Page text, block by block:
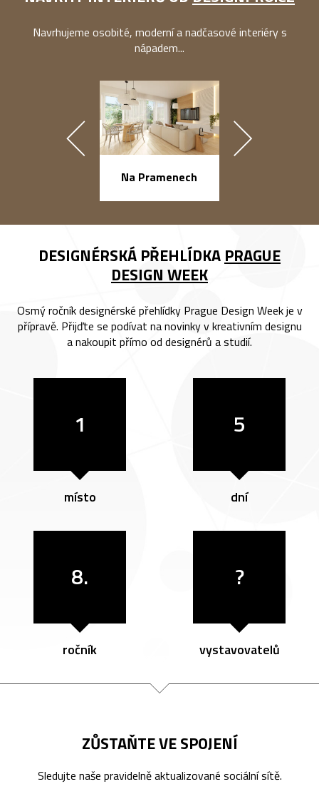
Navrhujeme osobité, moderní a nadčasové interiéry s
nápadem...
Na Pramenech
DESIGNÉRSKÁ PŘEHLÍDKA PRAGUE
DESIGN WEEK
Osmý ročník designérské přehlídky Prague Design Week je v
přípravě. Přijďte se podívat na novinky v kreativním designu
a nakoupit přímo od designérů a studií.
1
místo
5
dní
8.
ročník
?
vystavovatelů
ZŮSTAŇTE VE SPOJENÍ
Sledujte naše pravidelně aktualizované sociální sítě.